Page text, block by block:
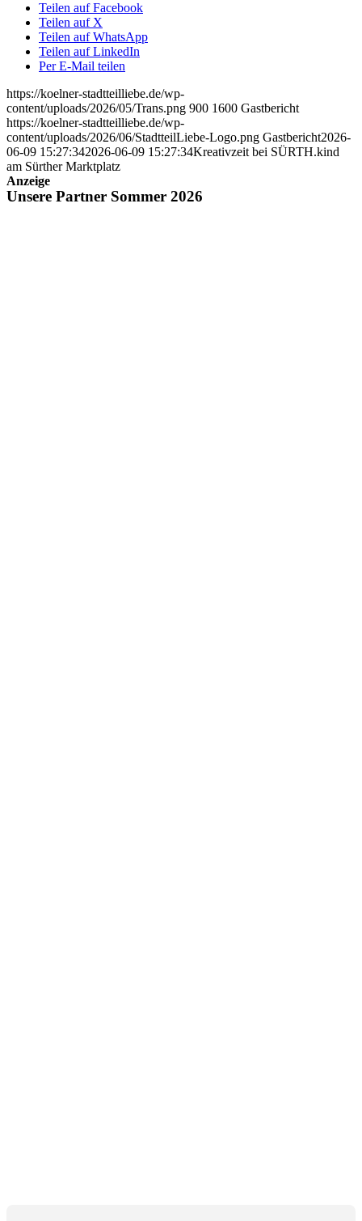
Teilen auf Facebook
Teilen auf X
Teilen auf WhatsApp
Teilen auf LinkedIn
Per E-Mail teilen
https://koelner-stadtteilliebe.de/wp-
content/uploads/2026/05/Trans.png 900 1600 Gastbericht
https://koelner-stadtteilliebe.de/wp-
content/uploads/2026/06/StadtteilLiebe-Logo.png Gastbericht2026-
06-09 15:27:342026-06-09 15:27:34Kreativzeit bei SÜRTH.kind
am Sürther Marktplatz
Anzeige
Unsere Partner Sommer 2026